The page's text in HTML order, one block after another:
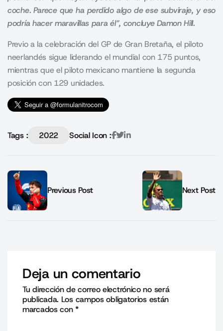
coche. Parece que ha perdido algo de ese subviraje, y eso
podría hacer maravillas para él”, concluye Damon Hill.
Previo a la celebración del GP de Gran Bretaña, el piloto
neerlandés sigue liderando el mundial con 175 puntos,
mientras que el piloto mexicano mantiene la segunda
posición con 129 unidades.
Tags : 2022 Social Icon :
Previous Post Next Post
Deja un comentario
Tu dirección de correo electrónico no será
publicada. Los campos obligatorios están
marcados con*